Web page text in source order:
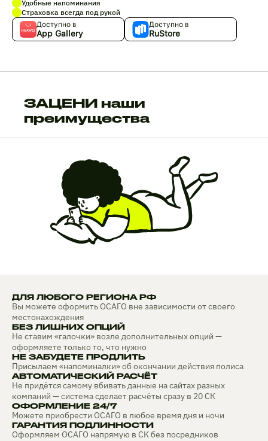
Удобные напоминания
Страховка всегда под рукой
Доступно в
App Gallery
Доступно в
RuStore
ЗАЦЕНИ наши
преимущества
ДЛЯ ЛЮБОГО РЕГИОНА РФ
Вы можете оформить ОСАГО вне зависимости от своего
местонахождения
БЕЗ ЛИШНИХ ОПЦИЙ
Не ставим «галочки» возле дополнительных опций —
оформляете только то, что нужно
НЕ ЗАБУДЕТЕ ПРОДЛИТЬ
Присылаем «напоминалки» об окончании действия полиса
АВТОМАТИЧЕСКИЙ РАСЧЁТ
Не придётся самому вбивать данные на сайтах разных
компаний — система сделает расчёты сразу в 20 СК
ОФОРМЛЕНИЕ 24/7
Можете приобрести ОСАГО в любое время дня и ночи
ГАРАНТИЯ ПОДЛИННОСТИ
Оформляем ОСАГО напрямую в СК без посредников